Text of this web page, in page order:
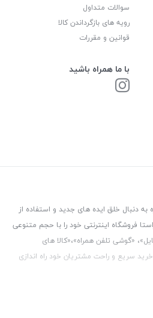
سوالات متداول
رویه های بازگرداندن کالا
قوانین و مقررات
با ما همراه باشید
به دنبال خلق ایده های جدید و استفاده از
فروشگاه اینترنتی خود را با حجم متنوعی
«گوشی تلفن همراه»،«کالا های
سریع و راحت مشتریان خود راه اندازی
تا کالاهایی با کیفیت و با حداقل قیمت